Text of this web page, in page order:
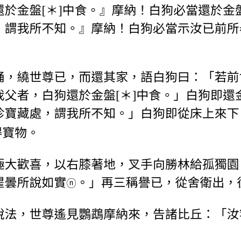
金盤[＊]中食。』摩納！白狗必當還於金
我所不知。』摩納！白狗必當示汝已前
繞世尊已，而還其家，語白狗曰：「若
者，白狗還於金盤[＊]中食。」白狗即還
藏處，謂我所不知。」白狗即從床上來
物。
歡喜，以右膝著地，叉手向勝林給孤獨
曇所說如實ⓝ 。」再三稱譽已，從舍衛出，
，世尊遙見鸚鵡摩納來，告諸比丘：「汝